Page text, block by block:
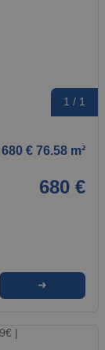
1 / 1
€ 76.58 m²
680 €
➜